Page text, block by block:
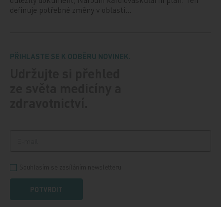
definuje potřebné změny v oblasti…
PŘIHLASTE SE K ODBĚRU NOVINEK.
POTVRDIT